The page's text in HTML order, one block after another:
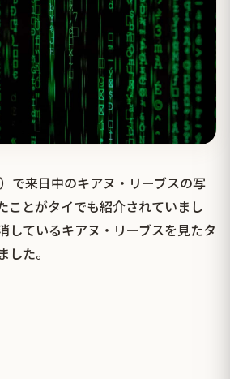
で来日中のキアヌ・リーブスの写
ことがタイでも紹介されていまし
しているキアヌ・リーブスを見たタ
た。